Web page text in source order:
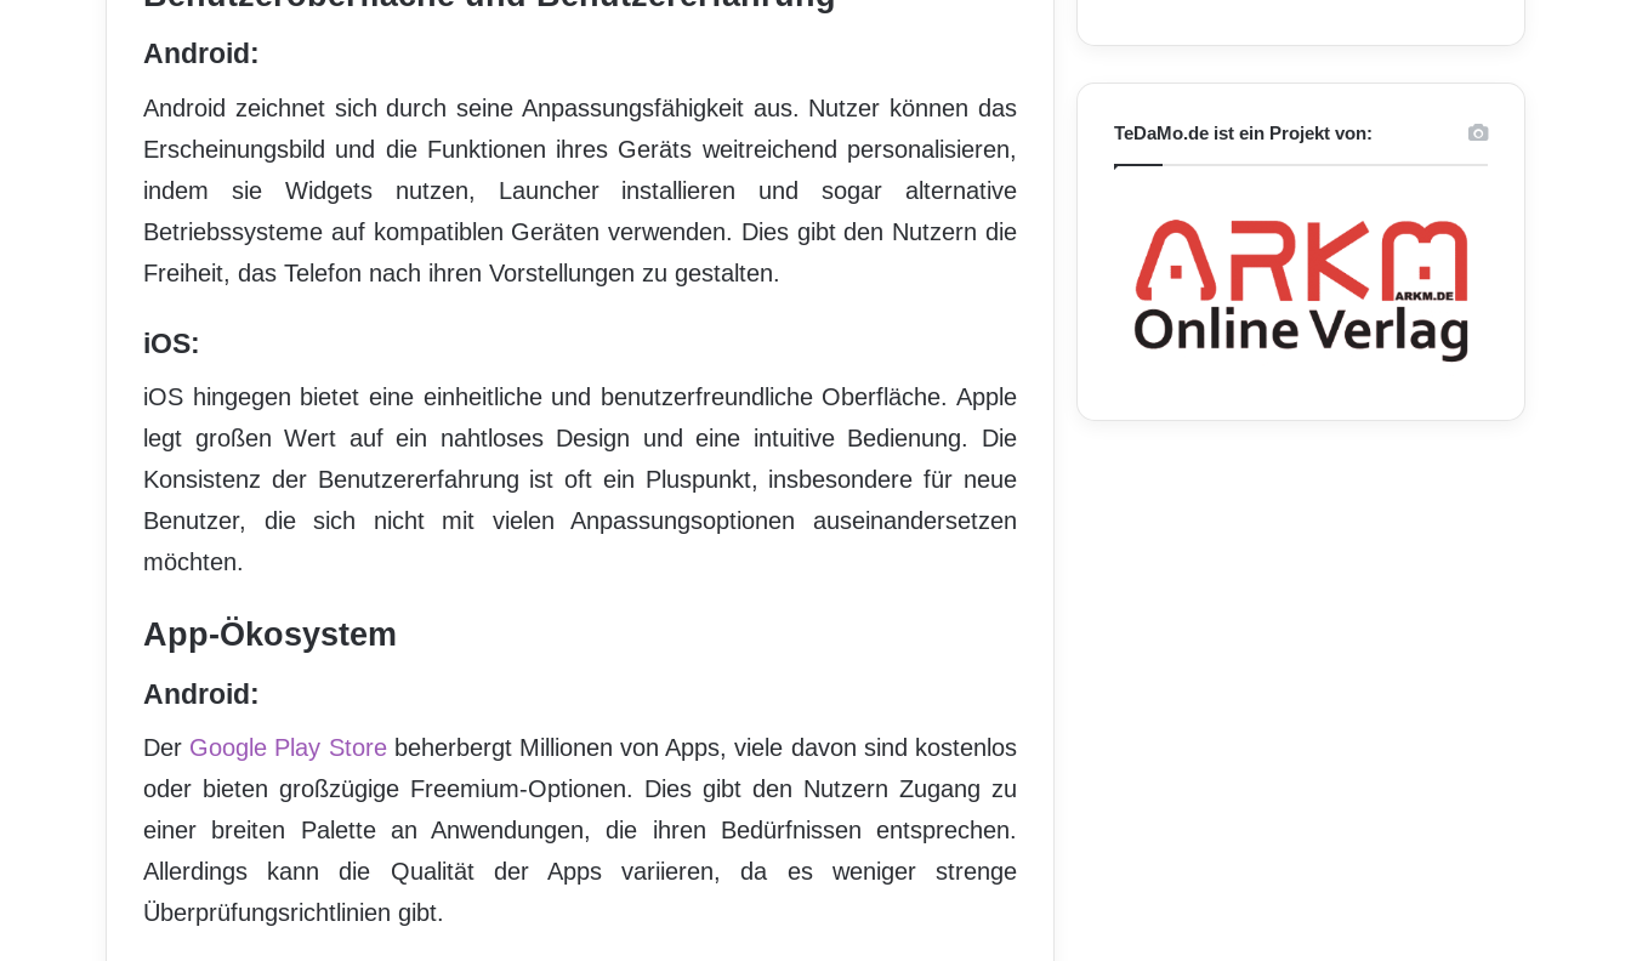
Android:
Android zeichnet sich durch seine Anpassungsfähigkeit aus. Nutzer können das
Erscheinungsbild und die Funktionen ihres Geräts weitreichend personalisieren,
indem sie Widgets nutzen, Launcher installieren und sogar alternative
Betriebssysteme auf kompatiblen Geräten verwenden. Dies gibt den Nutzern die
Freiheit, das Telefon nach ihren Vorstellungen zu gestalten.
iOS:
iOS hingegen bietet eine einheitliche und benutzerfreundliche Oberfläche. Apple
legt großen Wert auf ein nahtloses Design und eine intuitive Bedienung. Die
Konsistenz der Benutzererfahrung ist oft ein Pluspunkt, insbesondere für neue
Benutzer, die sich nicht mit vielen Anpassungsoptionen auseinandersetzen
möchten.
App-Ökosystem
Android:
Der Google Play Storebeherbergt Millionen von Apps, viele davon sind kostenlos
oder bieten großzügige Freemium-Optionen. Dies gibt den Nutzern Zugang zu
einer breiten Palette an Anwendungen, die ihren Bedürfnissen entsprechen.
Allerdings kann die Qualität der Apps variieren, da es weniger strenge
Überprüfungsrichtlinien gibt.
TeDaMo.de ist ein Projekt von: